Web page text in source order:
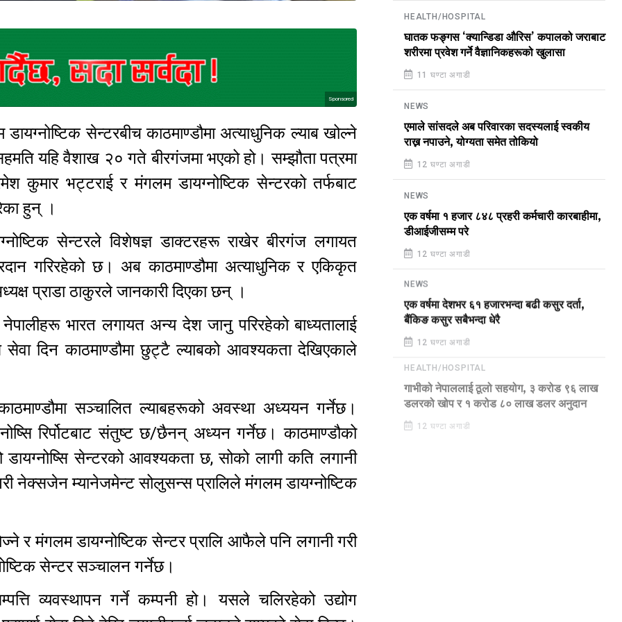
Sponsored
सेन्टरबीच काठमाण्डौमा अत्याधुनिक ल्याब खोल्ने
यहि वैशाख २० गते बीरगंजमा भएको हो। सम्झौता पत्रमा
कुमार भट्टराई र मंगलम डायग्नोष्टिक सेन्टरको तर्फबाट
हुन् ।
सेन्टरले विशेषज्ञ डाक्टरहरू राखेर बीरगंज लगायत
गरिरहेको छ। अब काठमाण्डौमा अत्याधुनिक र एकिकृत
प्राडा ठाकुरले जानकारी दिएका छन् ।
नेपालीहरू भारत लगायत अन्य देश जानु परिरहेको बाध्यतालाई
सेवा दिन काठमाण्डौमा छुट्टै ल्याबको आवश्यकता देखिएकाले
सञ्चालित ल्याबहरूको अवस्था अध्ययन गर्नेछ।
रिर्पोटबाट संतुष्ट छ/छैनन् अध्यन गर्नेछ। काठमाण्डौको
सेन्टरको आवश्यकता छ, सोको लागी कति लगानी
म्यानेजमेन्ट सोलुसन्स प्रालिले मंगलम डायग्नोष्टिक
र मंगलम डायग्नोष्टिक सेन्टर प्रालि आफैले पनि लगानी गरी
सेन्टर सञ्चालन गर्नेछ।
व्यवस्थापन गर्ने कम्पनी हो। यसले चलिरहेको उद्योग
HEALTH/HOSPITAL
घातक फङ्गस ‘क्यान्डिडा औरिस’ कपालको जराबाट
शरीरमा प्रवेश गर्ने वैज्ञानिकहरूको खुलासा
11 घण्टा अगाडी
NEWS
एमाले सांसदले अब परिवारका सदस्यलाई स्वकीय
राख्न नपाउने, योग्यता समेत तोकियो
12 घण्टा अगाडी
NEWS
एक वर्षमा १ हजार ८४८ प्रहरी कर्मचारी कारबाहीमा,
डीआईजीसम्म परे
12 घण्टा अगाडी
NEWS
एक वर्षमा देशभर ६१ हजारभन्दा बढी कसुर दर्ता,
बैंकिङ कसुर सबैभन्दा धेरै
12 घण्टा अगाडी
गाभीको नेपाललाई ठूलो सहयोग, ३ करोड ९६ लाख
डलरको खोप र १ करोड ८० लाख डलर अनुदान